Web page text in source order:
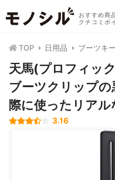
おすすめ商
クチコミポ
TOP 日用品 ブーツキ
天馬(プロフィッ
ブーツクリップ
際に使ったリア
3.16